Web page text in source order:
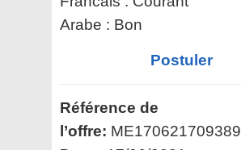
Arabe : Bon
Postuler
Référence de
l’offre: ME170621709389